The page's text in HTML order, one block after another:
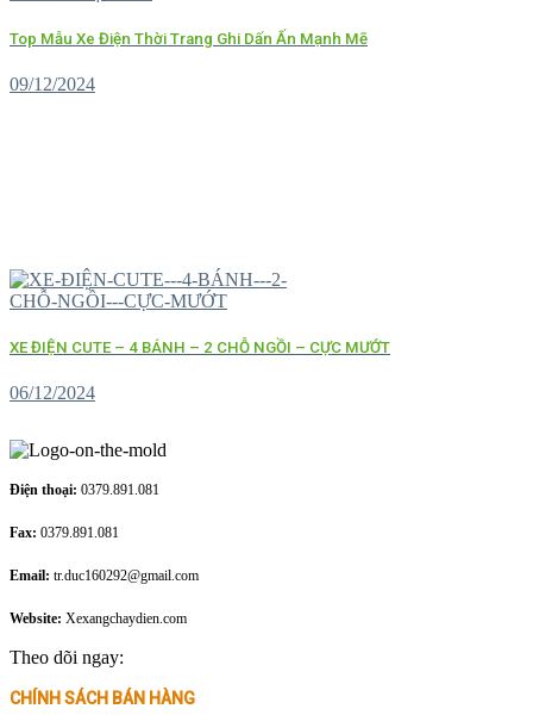
Top Mẫu Xe Điện Thời Trang Ghi Dấn Ấn Mạnh Mẽ
09/12/2024
XE ĐIỆN CUTE – 4 BÁNH – 2 CHỖ NGỒI – CỰC MƯỚT
06/12/2024
Điện thoại: 0379.891.081
Fax: 0379.891.081
Email: tr.duc160292@gmail.com
Website: Xexangchaydien.com
Theo dõi ngay:
CHÍNH SÁCH BÁN HÀNG